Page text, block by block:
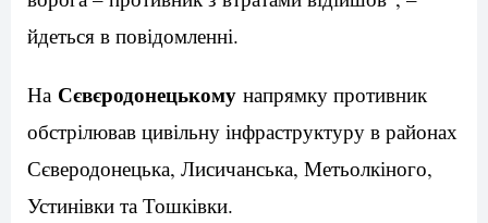
йдеться в повідомленні.
На Сєвєродонецькому напрямку противник
обстрілював цивільну інфраструктуру в районах
Сєверодонецька, Лисичанська, Метьолкіного,
Устинівки та Тошківки.